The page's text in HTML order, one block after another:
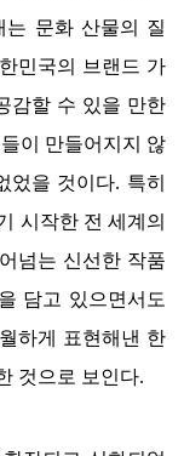
는 문화 산물의 질
민국의 브랜드 가
감할 수 있을 만한
이 만들어지지 않
었을 것이다. 특히
시작한 전 세계의
넘는 신선한 작품
담고 있으면서도
하게 표현해낸 한
것으로 보인다.